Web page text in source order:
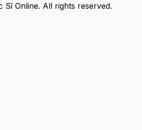
Sĩ Online. All rights reserved.